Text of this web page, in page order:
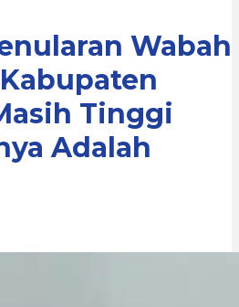
Wabah
Tinggi
Adalah